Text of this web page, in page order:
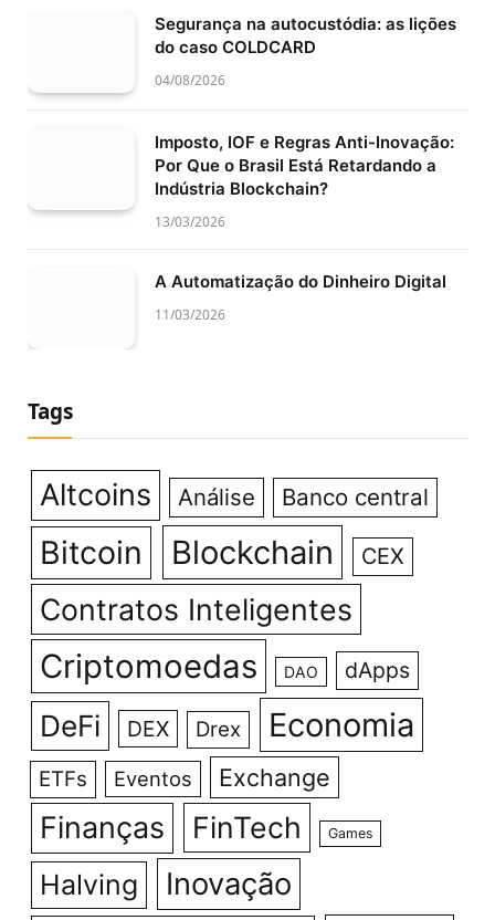
Segurança na autocustódia: as lições
do caso COLDCARD
04/08/2026
Imposto, IOF e Regras Anti-Inovação:
Por Que o Brasil Está Retardando a
Indústria Blockchain?
13/03/2026
A Automatização do Dinheiro Digital
11/03/2026
Tags
Altcoins Análise Banco central
Bitcoin Blockchain CEX
Contratos Inteligentes
Criptomoedas DAO dApps
DeFi DEX Drex Economia
ETFs Eventos Exchange
Finanças FinTech Games
Halving Inovação